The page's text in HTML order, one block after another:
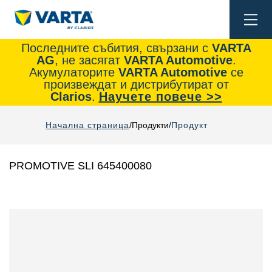
Последните събития, свързани с VARTA
AG, не засягат VARTA Automotive.
Акумулаторите VARTA Automotiveсе
произвеждат и дистрибутират от
Clarios. Научете повече >>
Начална страница Продукти Продукт
PROMOTIVE SLI 645400080